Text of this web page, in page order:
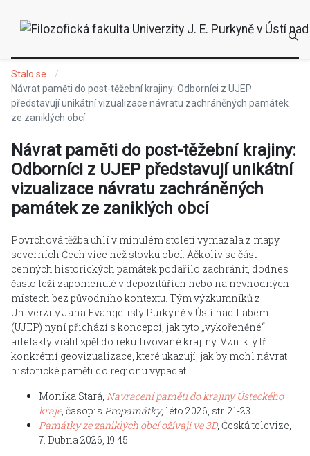
Stalo se...
Návrat paměti do post-těžební krajiny: Odborníci z UJEP
představují unikátní vizualizace návratu zachráněných památek
ze zaniklých obcí
Návrat paměti do post-těžební krajiny:
Odborníci z UJEP představují unikátní
vizualizace návratu zachráněných
památek ze zaniklých obcí
Povrchová těžba uhlí v minulém století vymazala z mapy
severních Čech více než stovku obcí. Ačkoliv se část
cenných historických památek podařilo zachránit, dodnes
často leží zapomenuté v depozitářích nebo na nevhodných
místech bez původního kontextu. Tým výzkumníků z
Univerzity Jana Evangelisty Purkyně v Ústí nad Labem
(UJEP) nyní přichází s koncepcí, jak tyto „vykořeněné“
artefakty vrátit zpět do rekultivované krajiny. Vznikly tři
konkrétní geovizualizace, které ukazují, jak by mohl návrat
historické paměti do regionu vypadat.
Monika Stará, Navracení paměti do krajiny Ústeckého
kraje, časopis Propamátky, léto 2026, str. 21-23.
Památky ze zaniklých obcí ožívají ve 3D, Česká televize,
7. Dubna 2026, 19:45.